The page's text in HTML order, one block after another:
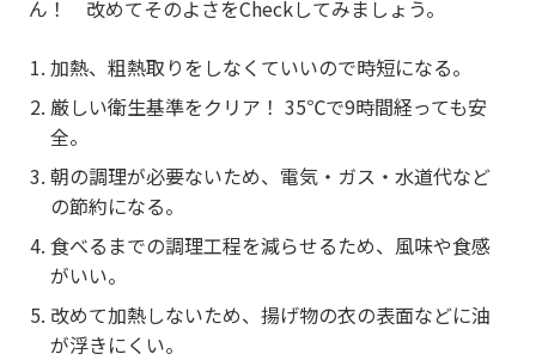
ん！ 改めてそのよさをCheckしてみましょう。
加熱、粗熱取りをしなくていいので時短になる。
厳しい衛生基準をクリア！ 35℃で9時間経っても安
全。
朝の調理が必要ないため、電気・ガス・水道代など
の節約になる。
食べるまでの調理工程を減らせるため、風味や食感
がいい。
改めて加熱しないため、揚げ物の衣の表面などに油
が浮きにくい。